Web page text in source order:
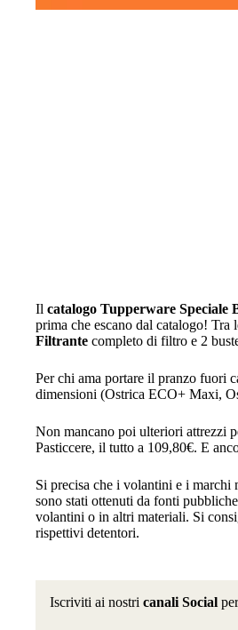
Il catalogo Tupperware Speciale
prima che escano dal catalogo!
Filtrante completo di filtro e 2
Per chi ama portare il pranzo fuori
dimensioni (Ostrica ECO+ Maxi,
Non mancano poi ulteriori attrezzi
Pasticcere, il tutto a 109,80€. E
Si precisa che i volantini e i marchi
sono stati ottenuti da fonti
volantini o in altri materiali. Si
rispettivi detentori.
Iscriviti ai nostri canali Social